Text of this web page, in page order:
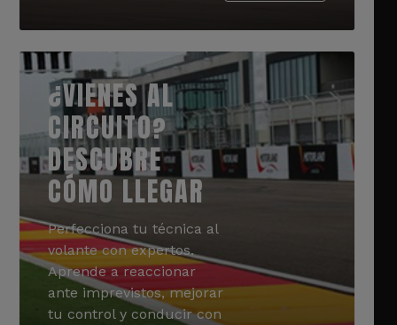
¿VIENES AL
CIRCUITO?
DESCUBRE
CÓMO LLEGAR
Perfecciona tu técnica al
volante con expertos.
Aprende a reaccionar
ante imprevistos, mejorar
tu control y conducir con